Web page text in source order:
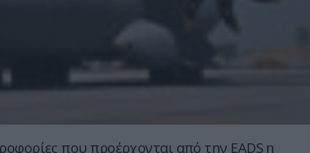
που προέρχονται από την EADS η